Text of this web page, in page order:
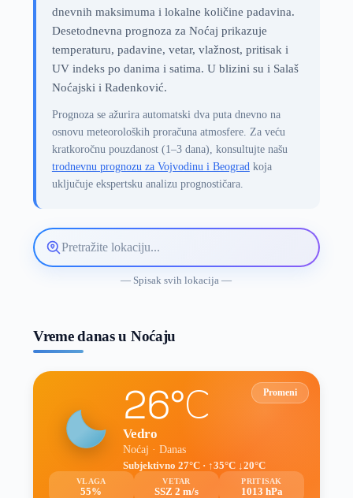
dnevnih maksimuma i lokalne količine padavina.
Desetodnevna prognoza za Noćaj prikazuje
temperaturu, padavine, vetar, vlažnost, pritisak i
UV indeks po danima i satima. U blizini su i Salaš
Noćajski i Radenković.
Prognoza se ažurira automatski dva puta dnevno na
osnovu meteoroloških proračuna atmosfere. Za veću
kratkoročnu pouzdanost (1–3 dana), konsultujte našu
trodnevnu prognozu za Vojvodinu i Beogradkoja
uključuje ekspertsku analizu prognostičara.
Pretražite
lokaciju
— Spisak svih lokacija —
Vreme danas u Noćaju
Promeni
26°C
Vedro
Noćaj · Danas
Subjektivno 27°C · ↑35°C ↓20°C
VLAGA
55%
VETAR
SSZ 2 m/s
PRITISAK
1013 hPa